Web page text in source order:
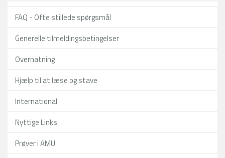
FAQ - Ofte stillede spørgsmål
Generelle tilmeldingsbetingelser
Overnatning
Hjælp til at læse og stave
International
Nyttige Links
Prøver i AMU